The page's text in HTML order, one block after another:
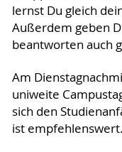
lernst Du gleich
Außerdem geben
beantworten auch
Am
uniweite
sich den
ist empfehlenswert.